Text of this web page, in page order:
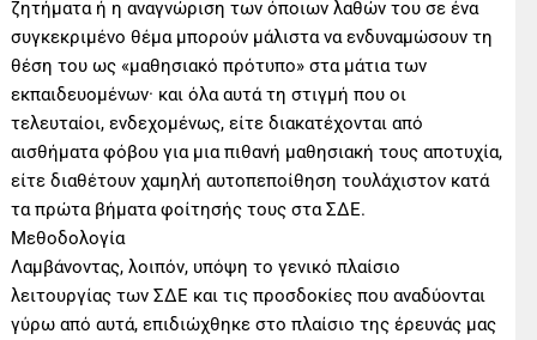
ζητήματα ή η αναγνώριση των όποιων λαθών του σε ένα
συγκεκριμένο θέμα μπορούν μάλιστα να ενδυναμώσουν τη
θέση του ως «μαθησιακό πρότυπο» στα μάτια των
εκπαιδευομένων· και όλα αυτά τη στιγμή που οι
τελευταίοι, ενδεχομένως, είτε διακατέχονται από
αισθήματα φόβου για μια πιθανή μαθησιακή τους αποτυχία,
είτε διαθέτουν χαμηλή αυτοπεποίθηση τουλάχιστον κατά
τα πρώτα βήματα φοίτησής τους στα ΣΔΕ.
Μεθοδολογία
Λαμβάνοντας, λοιπόν, υπόψη το γενικό πλαίσιο
λειτουργίας των ΣΔΕ και τις προσδοκίες που αναδύονται
γύρω από αυτά, επιδιώχθηκε στο πλαίσιο της έρευνάς μας